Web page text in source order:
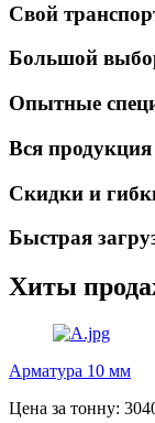
Свой
Большой
Опытные
Вся
Скидки и
Быстрая
Хиты
Арматура 10 мм
Цена за тонну: